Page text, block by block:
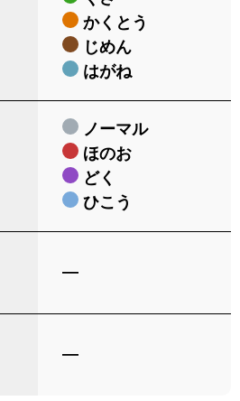
かくとう
じめん
はがね
ノーマル
ほのお
どく
ひこう
―
―